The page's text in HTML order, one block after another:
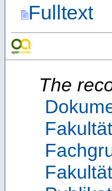
Fulltext
The